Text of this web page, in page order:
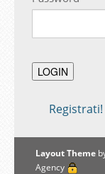
Registrati!
Layout Theme
Agency